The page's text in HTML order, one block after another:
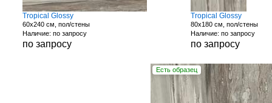
Tropical Glossy
60x240 см, пол/стены
Наличие: по запросу
по запросу
Tropical Glossy
80x180 см, пол/стены
Наличие: по запросу
по запросу
Есть образец